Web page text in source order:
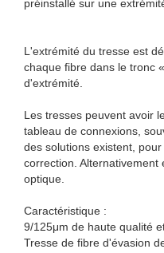
préinstallé sur une
L'extrémité du tresse est
chaque fibre dans le tronc
d'extrémité.
Les tresses peuvent avoir
tableau de connexions,
des solutions existent,
correction.
optique.
Caractéristique :
9/125μm de haute qualité
Tresse de fibre d'évasion